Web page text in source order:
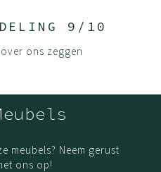
9/10
ons zeggen
meubels? Neem gerust
ons op!